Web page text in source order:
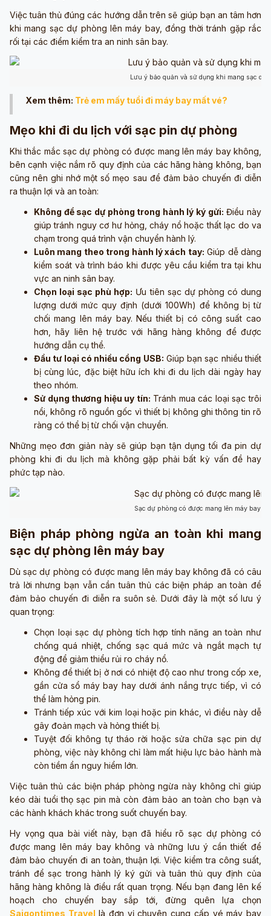
Việc tuân thủ đúng các hướng dẫn trên sẽ giúp bạn an tâm hơn
khi mang sạc dự phòng lên máy bay, đồng thời tránh gặp rắc
rối tại các điểm kiểm tra an ninh sân bay.
Lưu ý bảo quản và sử dụng khi mang sạc
Xem thêm: Trẻ em mấy tuổi đi máy bay mất vé?
Mẹo khi đi du lịch với sạc pin dự phòng
Khi thắc mắc sạc dự phòng có được mang lên máy bay không,
bên cạnh việc nắm rõ quy định của các hãng hàng không, bạn
cũng nên ghi nhớ một số mẹo sau để đảm bảo chuyến đi diễn
ra thuận lợi và an toàn:
Không để sạc dự phòng trong hành lý ký gửi: Điều này
giúp tránh nguy cơ hư hỏng, cháy nổ hoặc thất lạc do va
chạm trong quá trình vận chuyển hành lý.
Luôn mang theo trong hành lý xách tay: Giúp dễ dàng
kiểm soát và trình báo khi được yêu cầu kiểm tra tại khu
vực an ninh sân bay.
Chọn loại sạc phù hợp: Ưu tiên sạc dự phòng có dung
lượng dưới mức quy định (dưới 100Wh) để không bị từ
chối mang lên máy bay. Nếu thiết bị có công suất cao
hơn, hãy liên hệ trước với hãng hàng không để được
hướng dẫn cụ thể.
Đầu tư loại có nhiều cổng USB: Giúp bạn sạc nhiều thiết
bị cùng lúc, đặc biệt hữu ích khi đi du lịch dài ngày hay
theo nhóm.
Sử dụng thương hiệu uy tín: Tránh mua các loại sạc trôi
nổi, không rõ nguồn gốc vì thiết bị không ghi thông tin rõ
ràng có thể bị từ chối vận chuyển.
Những mẹo đơn giản này sẽ giúp bạn tận dụng tối đa pin dự
phòng khi đi du lịch mà không gặp phải bất kỳ vấn đề hay
phức tạp nào.
Sạc dự phòng có được mang lên máy bay
Biện pháp phòng ngừa an toàn khi mang
sạc dự phòng lên máy bay
Dù sạc dự phòng có được mang lên máy bay không đã có câu
trả lời nhưng bạn vẫn cần tuân thủ các biện pháp an toàn để
đảm bảo chuyến đi diễn ra suôn sẻ. Dưới đây là một số lưu ý
quan trọng:
Chọn loại sạc dự phòng tích hợp tính năng an toàn như
chống quá nhiệt, chống sạc quá mức và ngắt mạch tự
động để giảm thiểu rủi ro cháy nổ.
Không để thiết bị ở nơi có nhiệt độ cao như trong cốp xe,
gần cửa sổ máy bay hay dưới ánh nắng trực tiếp, vì có
thể làm hỏng pin.
Tránh tiếp xúc với kim loại hoặc pin khác, vì điều này dễ
gây đoản mạch và hỏng thiết bị.
Tuyệt đối không tự tháo rời hoặc sửa chữa sạc pin dự
phòng, việc này không chỉ làm mất hiệu lực bảo hành mà
còn tiềm ẩn nguy hiểm lớn.
Việc tuân thủ các biện pháp phòng ngừa này không chỉ giúp
kéo dài tuổi thọ sạc pin mà còn đảm bảo an toàn cho bạn và
các hành khách khác trong suốt chuyến bay.
Hy vọng qua bài viết này, bạn đã hiểu rõ sạc dự phòng có
được mang lên máy bay không và những lưu ý cần thiết để
đảm bảo chuyến đi an toàn, thuận lợi. Việc kiểm tra công suất,
tránh để sạc trong hành lý ký gửi và tuân thủ quy định của
hãng hàng không là điều rất quan trọng. Nếu bạn đang lên kế
hoạch cho chuyến bay sắp tới, đừng quên lựa chọn
Saigontimes Travel là đơn vị chuyên cung cấp vé máy bay